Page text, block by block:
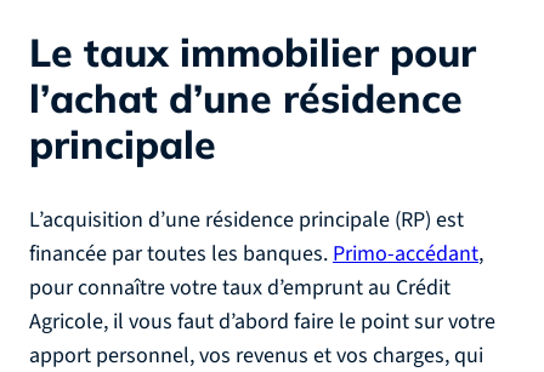
Le taux immobilier pour
l’achat d’une résidence
principale
L’acquisition d’une résidence principale (RP) est
financée par toutes les banques.Primo-accédant,
pour connaître votre taux d’emprunt au Crédit
Agricole, il vous faut d’abord faire le point sur votre
apport personnel, vos revenus et vos charges, qui